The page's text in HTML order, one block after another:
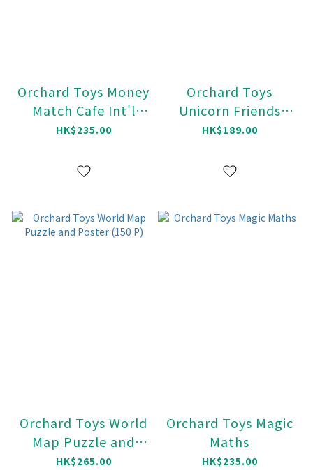
Orchard Toys Money
Match Cafe Int'l
Edition
HK$235.00
Orchard Toys
Unicorn Friends
Jigsaw Puzzle (50 P)
HK$189.00
Orchard Toys World
Map Puzzle and
Poster (150 P)
HK$265.00
Orchard Toys Magic
Maths
HK$235.00